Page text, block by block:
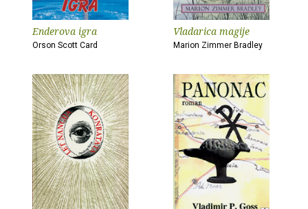
Enderova igra
Orson Scott Card
Vladarica magije
Marion Zimmer Bradley